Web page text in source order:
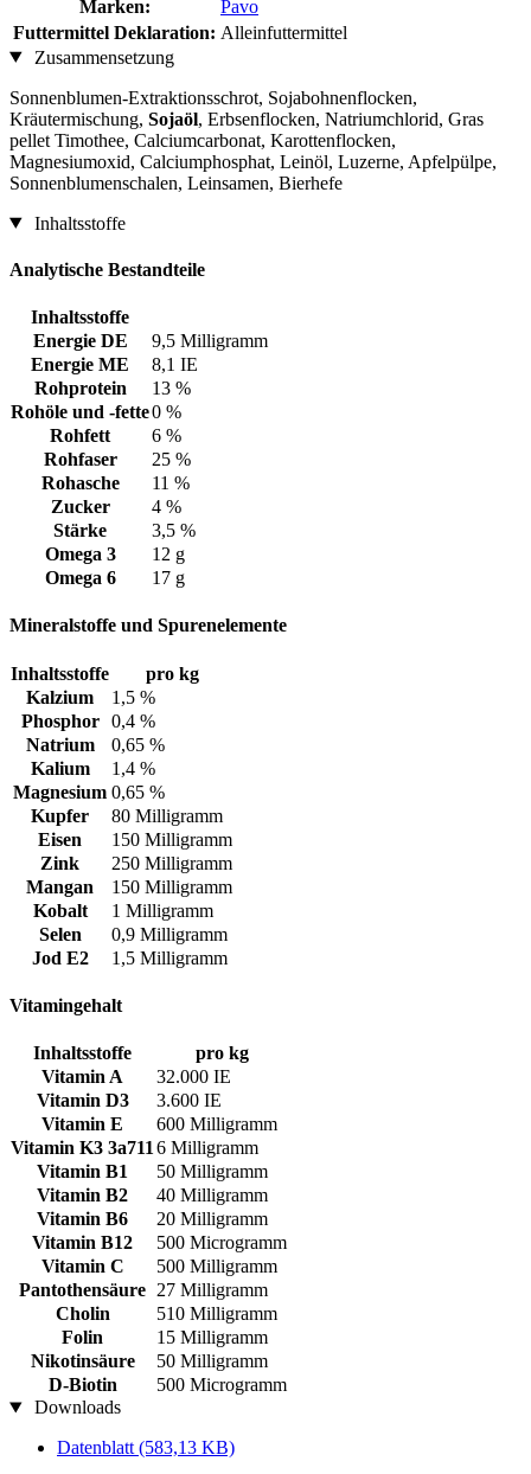
Marken:
Pavo
Futtermittel Deklaration: Alleinfuttermittel
Zusammensetzung
Sonnenblumen-Extraktionsschrot, Sojabohnenflocken,
Kräutermischung, Sojaöl, Erbsenflocken, Natriumchlorid, Gras
pellet Timothee, Calciumcarbonat, Karottenflocken,
Magnesiumoxid, Calciumphosphat, Leinöl, Luzerne, Apfelpülpe,
Sonnenblumenschalen, Leinsamen, Bierhefe
Inhaltsstoffe
Analytische Bestandteile
Inhaltsstoffe
Energie DE
9,5 Milligramm
Energie ME
8,1 IE
Rohprotein
13 %
Rohöle und -fette0 %
Rohfett
6 %
Rohfaser
25 %
Rohasche
11 %
Zucker
4 %
Stärke
3,5 %
Omega 3
12 g
Omega 6
17 g
Mineralstoffe und Spurenelemente
Inhaltsstoffe
pro kg
Kalzium
1,5 %
Phosphor
0,4 %
Natrium
0,65 %
Kalium
1,4 %
Magnesium 0,65 %
Kupfer
80 Milligramm
Eisen
150 Milligramm
Zink
250 Milligramm
Mangan
150 Milligramm
Kobalt
1 Milligramm
Selen
0,9 Milligramm
Jod E2
1,5 Milligramm
Vitamingehalt
Inhaltsstoffe
pro kg
Vitamin A
32.000 IE
Vitamin D3
3.600 IE
Vitamin E
600 Milligramm
Vitamin K3 3a711 6 Milligramm
Vitamin B1
50 Milligramm
Vitamin B2
40 Milligramm
Vitamin B6
20 Milligramm
Vitamin B12
500 Microgramm
Vitamin C
500 Milligramm
Pantothensäure 27 Milligramm
Cholin
510 Milligramm
Folin
15 Milligramm
Nikotinsäure
50 Milligramm
D-Biotin
500 Microgramm
Downloads
Datenblatt (583,13 KB)